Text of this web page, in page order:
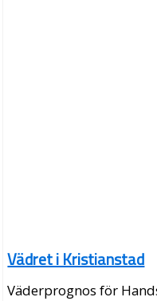
Vädret i Kristianstad
Väderprognos för